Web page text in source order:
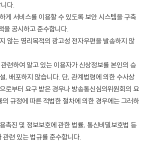
다.
게 서비스를 이용할 수 있도록 보안 시스템을 구축
을 공시하고 준수합니다.
않는 영리목적의 광고성 전자우편을 발송하지 않
련하여 알고 있는 이용자가 신상정보를 본인의 승
, 배포하지 않습니다. 단, 관계법령에 의한 수사상
로부터 요구 받은 경우나 방송통신심의위원회의 요
의 규정에 따른 적법한 절차에 의한 경우에는 그러하
촉진 및 정보보호에 관한 법률, 통신비밀보호법 등
관련 있는 법규를 준수합니다.